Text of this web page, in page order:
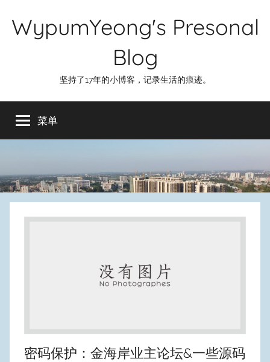
WypumYeong's Presonal
Blog
坚持了17年的小博客，记录生活的痕迹。
菜单
密码保护：金海岸业主论坛&一些源码